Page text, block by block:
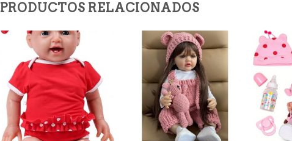
PRODUCTOS RELACIONADOS